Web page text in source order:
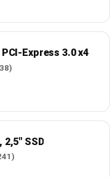
Express 3.0 x4
2,5" SSD